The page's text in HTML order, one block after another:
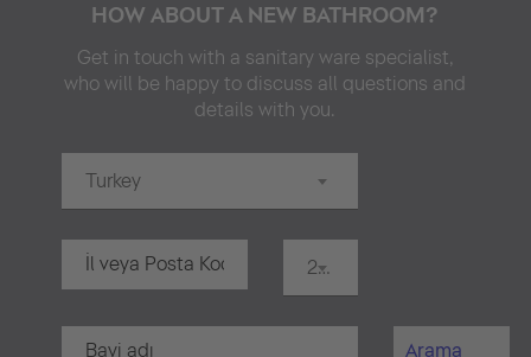
HOW ABOUT A NEW BATHROOM?
Get in touch with a sanitary ware specialist,
who will be happy to discuss all questions and
details with you.
Turkey
20 km
Arama